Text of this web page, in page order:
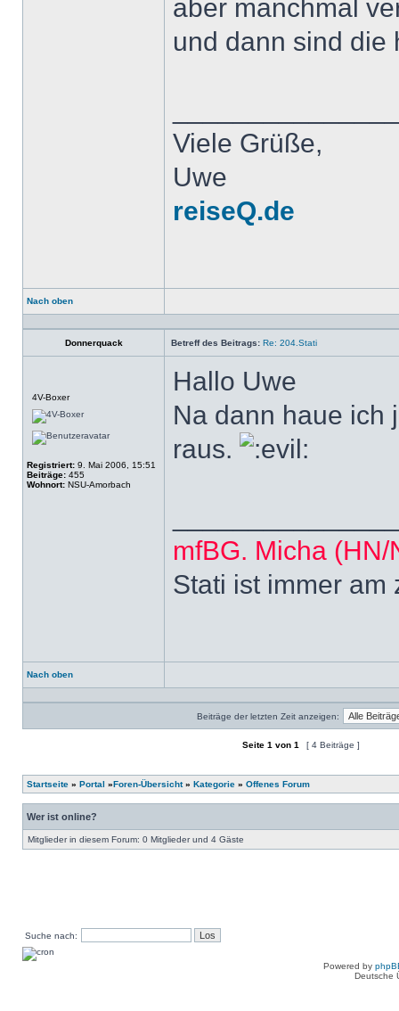
aber manchmal
und dann sind
Viele Grüße,
Uwe
reiseQ.de
Nach oben
Profil
Donnerquack Betreff des Beitrags: Re: 204.Stati
4V-Boxer
Registriert: 9. Mai 2006, 15:51
Beiträge: 455
Wohnort: NSU-Amorbach
Hallo Uwe
Na dann haue ich
raus.
mfBG. Micha
Stati ist immer am
Nach oben
Profil
Beiträge der letzten Zeit anzeigen:
Seite 1 von 1 [ 4 Beiträge ]
Startseite » Portal »Foren-Übersicht» Kategorie » Offenes Forum
Wer ist online?
Mitglieder in diesem Forum: 0 Mitglieder und 4 Gäste
Suche nach:
Powered by
Deutsche